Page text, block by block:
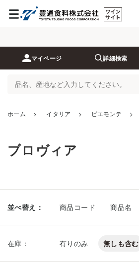
マイページ 詳細検索
ホーム > イタリア > ピエモンテ >
ブロヴィア
並べ替え： 商品コード 商品名
在庫： 有りのみ 無しも含む